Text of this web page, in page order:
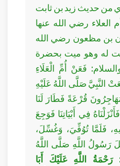
من حديث زيد بن ثابت
العلاء رضي الله عنها
بن مظعون رضي الله
له وهو ميت بحضرة
فَعَنْ أُمِّ الْعَلَاءِ
النَّبِيَّ صَلَّى اللَّهُ عَلَيْهِ
قُرْعَةً فَطَارَ لَنَا
فِي أَبْيَاتِنَا فَوَجِعَ
فَلَمَّا تُوُفِّيَ، وَغُسِّلَ،
رَسُولُ اللَّهِ صَلَّى اللَّهُ
رَحْمَةُ اللَّهِ عَلَيْكَ أَبَا